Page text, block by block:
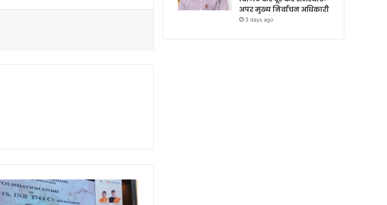
अपर मुख्य निर्वाचन अधिकारी
3 days ago